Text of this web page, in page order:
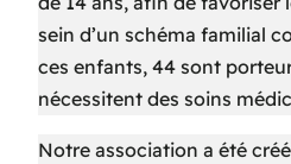
sein d’un schéma familial
ces enfants, 44 sont
nécessitent des soins
Notre association a été